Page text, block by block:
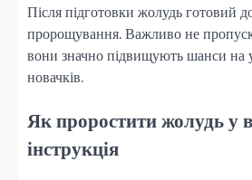
Після підготовки жолудь готовий
пророщування. Важливо не
вони значно підвищують шанси на
новачків.
Як проростити жолудь у
інструкція